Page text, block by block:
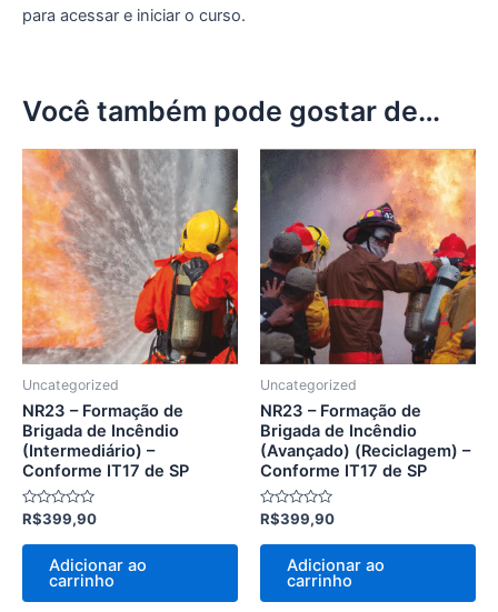
para acessar e iniciar o curso.
Você também pode gostar de…
Uncategorized
NR23 – Formação de
Brigada de Incêndio
(Intermediário) –
Conforme IT17 de SP
Avaliação
de
R$399,90
Adicionar ao
carrinho
Uncategorized
NR23 – Formação de
Brigada de Incêndio
(Avançado) (Reciclagem) –
Conforme IT17 de SP
Avaliação
de
R$399,90
Adicionar ao
carrinho